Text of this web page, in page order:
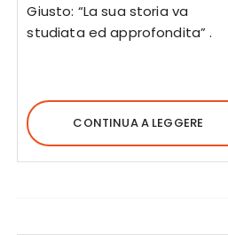
Giusto: “La sua storia va
studiata ed approfondita” .
CONTINUA A LEGGERE